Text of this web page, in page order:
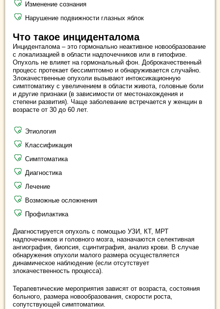
Изменение сознания
Нарушение подвижности глазных яблок
Что такое инциденталома
Инциденталома – это гормонально неактивное новообразование
с локализацией в области надпочечников или в гипофизе.
Опухоль не влияет на гормональный фон. Доброкачественный
процесс протекает бессимптомно и обнаруживается случайно.
Злокачественные опухоли вызывают интоксикационную
симптоматику с увеличением в области живота, головные боли
и другие признаки (в зависимости от местонахождения и
степени развития). Чаще заболевание встречается у женщин в
возрасте от 30 до 60 лет.
Этиология
Классификация
Симптоматика
Диагностика
Лечение
Возможные осложнения
Профилактика
Диагностируется опухоль с помощью УЗИ, КТ, МРТ
надпочечников и головного мозга, назначаются селективная
ангиография, биопсия, сцинтиграфия, анализ крови. В случае
обнаружения опухоли малого размера осуществляется
динамическое наблюдение (если отсутствует
злокачественность процесса).
Терапевтические мероприятия зависят от возраста, состояния
больного, размера новообразования, скорости роста,
сопутствующей симптоматики.